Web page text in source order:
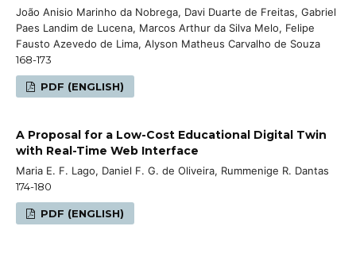
João Anisio Marinho da Nobrega, Davi Duarte de Freitas, Gabriel
Paes Landim de Lucena, Marcos Arthur da Silva Melo, Felipe
Fausto Azevedo de Lima, Alyson Matheus Carvalho de Souza
168-173
PDF (ENGLISH)
A Proposal for a Low-Cost Educational Digital Twin
with Real-Time Web Interface
Maria E. F. Lago, Daniel F. G. de Oliveira, Rummenige R. Dantas
174-180
PDF (ENGLISH)